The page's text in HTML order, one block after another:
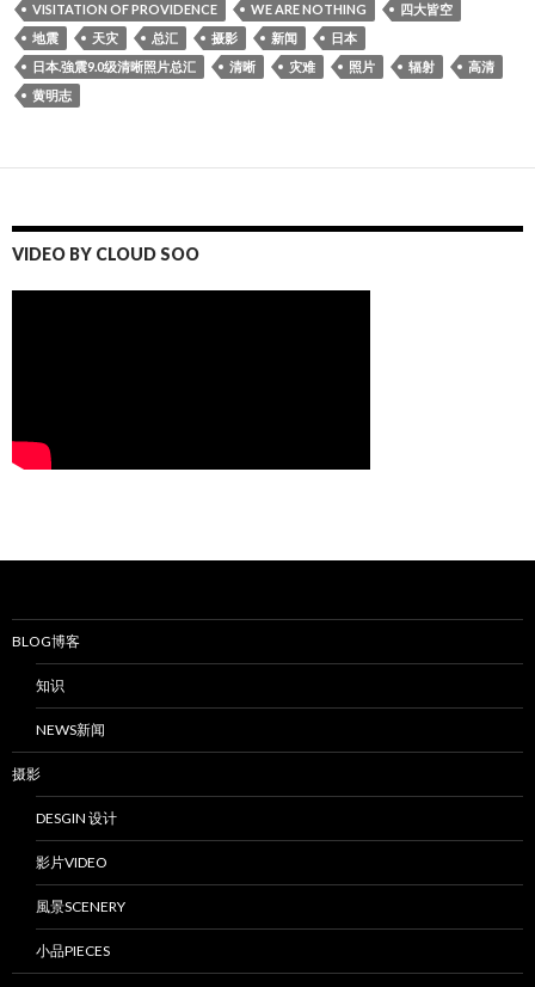
VISITATION OF PROVIDENCE
WE ARE NOTHING
四大皆空
地震
天灾 总汇 摄影 新闻
日本
日本.強震9.0级清晰照片总汇
清晰 灾难 照片 辐射
高清
黄明志
VIDEO BY CLOUD SOO
BLOG博客
知识
NEWS新闻
摄影
DESGIN 设计
影片VIDEO
風景SCENERY
小品PIECES